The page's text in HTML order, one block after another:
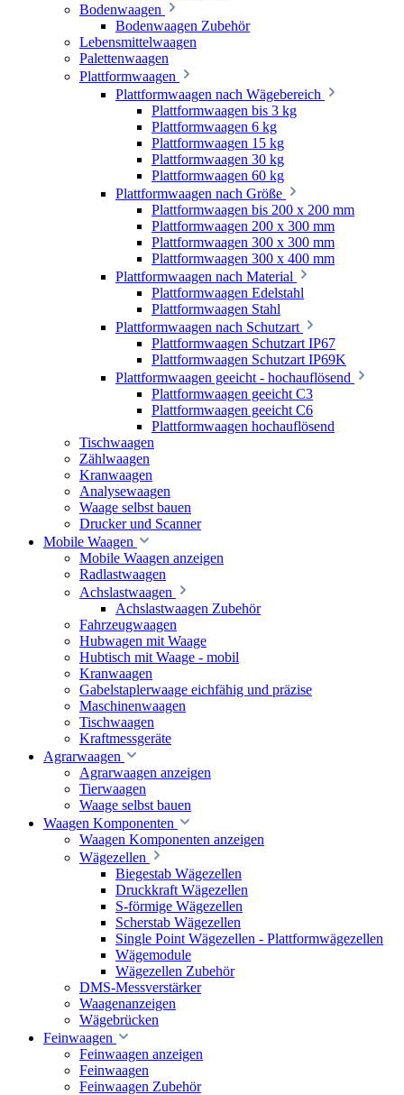
Bodenwaagen
Bodenwaagen Zubehör
Lebensmittelwaagen
Palettenwaagen
Plattformwaagen
Plattformwaagen nach Wägebereich
Plattformwaagen bis 3 kg
Plattformwaagen 6 kg
Plattformwaagen 15 kg
Plattformwaagen 30 kg
Plattformwaagen 60 kg
Plattformwaagen nach Größe
Plattformwaagen bis 200 x 200 mm
Plattformwaagen 200 x 300 mm
Plattformwaagen 300 x 300 mm
Plattformwaagen 300 x 400 mm
Plattformwaagen nach Material
Plattformwaagen Edelstahl
Plattformwaagen Stahl
Plattformwaagen nach Schutzart
Plattformwaagen Schutzart IP67
Plattformwaagen Schutzart IP69K
Plattformwaagen geeicht - hochauflösend
Plattformwaagen geeicht C3
Plattformwaagen geeicht C6
Plattformwaagen hochauflösend
Tischwaagen
Zählwaagen
Kranwaagen
Analysewaagen
Waage selbst bauen
Drucker und Scanner
Mobile Waagen
Mobile Waagen anzeigen
Radlastwaagen
Achslastwaagen
Achslastwaagen Zubehör
Fahrzeugwaagen
Hubwagen mit Waage
Hubtisch mit Waage - mobil
Kranwaagen
Gabelstaplerwaage eichfähig und präzise
Maschinenwaagen
Tischwaagen
Kraftmessgeräte
Agrarwaagen
Agrarwaagen anzeigen
Tierwaagen
Waage selbst bauen
Waagen Komponenten
Waagen Komponenten anzeigen
Wägezellen
Biegestab Wägezellen
Druckkraft Wägezellen
S-förmige Wägezellen
Scherstab Wägezellen
Single Point Wägezellen - Plattformwägezellen
Wägemodule
Wägezellen Zubehör
DMS-Messverstärker
Waagenanzeigen
Wägebrücken
Feinwaagen
Feinwaagen anzeigen
Feinwaagen
Feinwaagen Zubehör